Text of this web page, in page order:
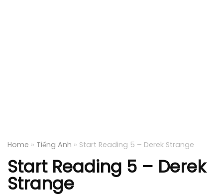
Home » Tiếng Anh » Start Reading 5 – Derek Strange
Start Reading 5 – Derek
Strange